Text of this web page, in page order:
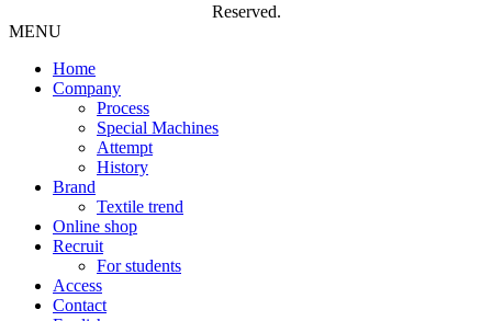
Reserved.
MENU
Home
Company
Process
Special Machines
Attempt
History
Brand
Textile trend
Online shop
Recruit
For students
Access
Contact